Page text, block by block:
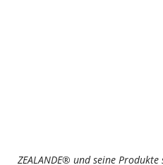
ZEALANDE® und seine